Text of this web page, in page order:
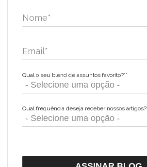
Nome*
Email*
Qual o seu blend de assuntos favorito?**
Qual frequência deseja receber nossos artigos?